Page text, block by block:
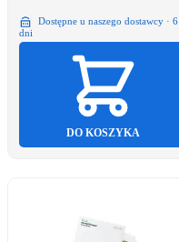
Dostępne u naszego dostawcy · 6
dni
DO KOSZYKA